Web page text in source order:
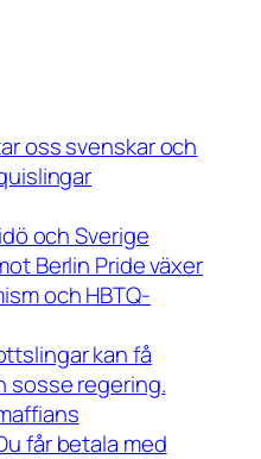
oss svenskar och
och Sverige
Berlin Pride växer
och HBTQ-
kan få
sosse regering.
får betala med